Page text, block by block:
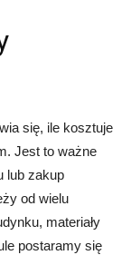
się, ile kosztuje
Jest to ważne
lub zakup
od wielu
materiały
postaramy się